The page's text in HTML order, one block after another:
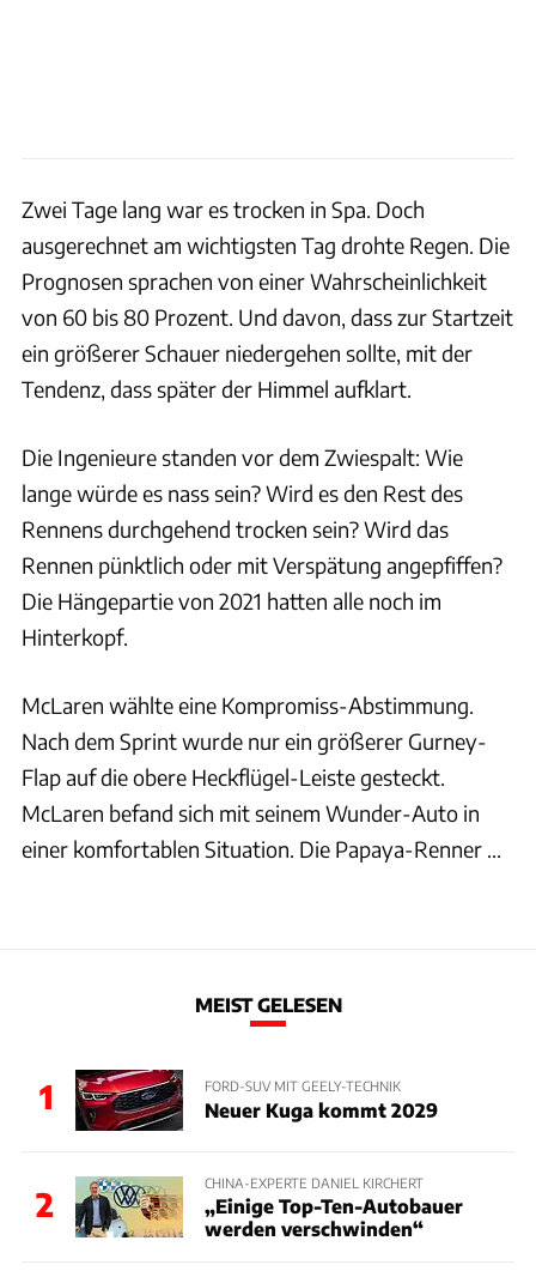
Zwei Tage lang war es trocken in Spa. Doch
ausgerechnet am wichtigsten Tag drohte Regen. Die
Prognosen sprachen von einer Wahrscheinlichkeit
von 60 bis 80 Prozent. Und davon, dass zur Startzeit
ein größerer Schauer niedergehen sollte, mit der
Tendenz, dass später der Himmel aufklart.
Die Ingenieure standen vor dem Zwiespalt: Wie
lange würde es nass sein? Wird es den Rest des
Rennens durchgehend trocken sein? Wird das
Rennen pünktlich oder mit Verspätung angepfiffen?
Die Hängepartie von 2021 hatten alle noch im
Hinterkopf.
McLaren wählte eine Kompromiss-Abstimmung.
Nach dem Sprint wurde nur ein größerer Gurney-
Flap auf die obere Heckflügel-Leiste gesteckt.
McLaren befand sich mit seinem Wunder-Auto in
einer komfortablen Situation. Die Papaya-Renner ...
MEIST GELESEN
1 FORD-SUV MIT GEELY-TECHNIK
Neuer Kuga kommt 2029
2
CHINA-EXPERTE DANIEL KIRCHERT
„Einige Top-Ten-Autobauer
werden verschwinden“